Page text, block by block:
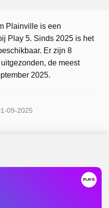
Plainville is een
Play 5. Sinds 2025 is het
Er zijn 8
de meest
2025.
09-2025